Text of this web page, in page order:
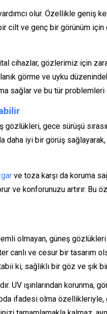
olur. Özellikle geniş
cilt ve genç bir görünüm
cihazlar, gözlerimiz için
görme ve uyku
sağlar ve bu tür problemleri
gece sürüşü
daha iyi bir görüş
ve toza karşı da koruma
ve konforunuzu artırır. Bu
olmayan, güneş
canlı ve cesur bir tasarım
ki, sağlıklı bir göz ve şık
UV ışınlarından korunma,
ifadesi olma